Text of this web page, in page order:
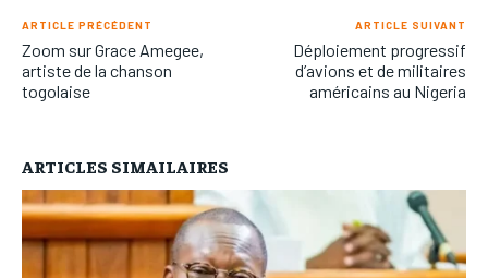
ARTICLE PRÉCÉDENT
Zoom sur Grace Amegee,
artiste de la chanson
togolaise
ARTICLE SUIVANT
Déploiement progressif
d’avions et de militaires
américains au Nigeria
ARTICLES SIMAILAIRES